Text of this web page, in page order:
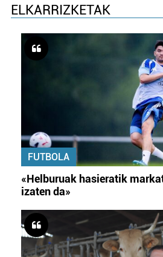
ELKARRIZKETAK
FUTBOLA
«Helburuak hasieratik
izaten da»